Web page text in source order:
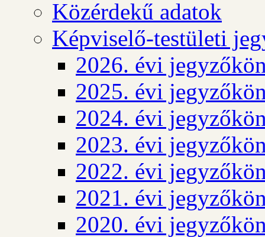
Közérdekű adatok
Képviselő-testületi
2026. évi
2025. évi
2024. évi
2023. évi
2022. évi
2021. évi
2020. évi